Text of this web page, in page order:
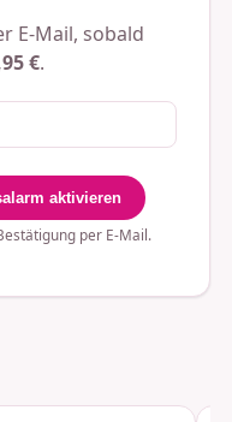
E-Mail, sobald
€.
aktivieren
per E-Mail.